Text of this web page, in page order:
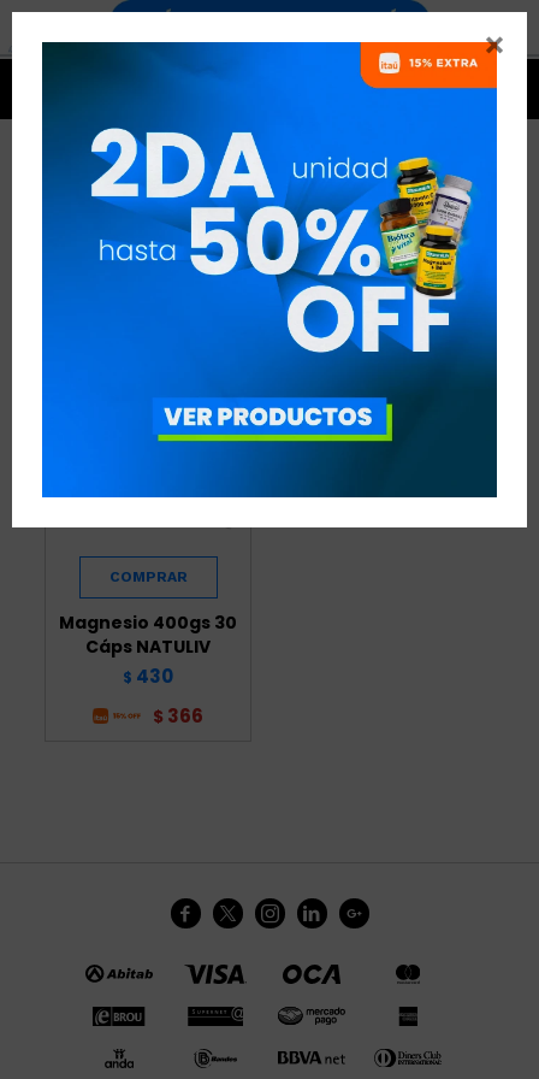

MINERALES NATULIV
QUITAR FILTROS
RECOMENDADOS
Magnesio 400gs 30
Cáps NATULIV
$ 430
$ 366
    